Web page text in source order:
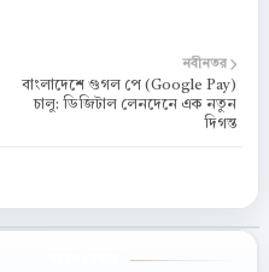
নবীনতর
বাংলাদেশে গুগল পে (Google Pay)
চালু: ডিজিটাল লেনদেনে এক নতুন
দিগন্ত